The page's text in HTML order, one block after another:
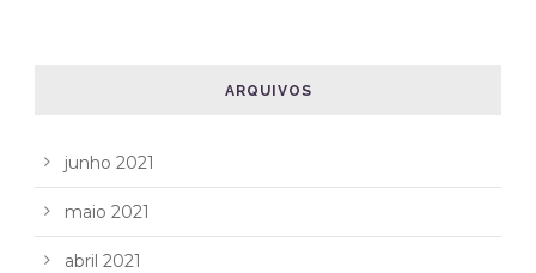
ARQUIVOS
junho 2021
maio 2021
abril 2021